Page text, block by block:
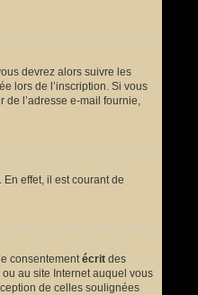
devrez alors suivre les
lors de l’inscription. Si vous
de l’adresse e-mail fournie,
effet, il est courant de
consentementécrit des
au site Internet auquel vous
de celles soulignées